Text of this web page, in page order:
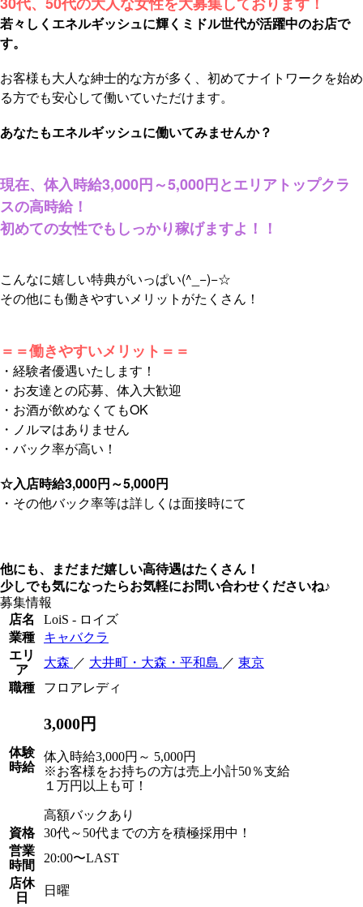
若々しくエネルギッシュに輝くミドル世代が活躍中のお店で
す。
お客様も大人な紳士的な方が多く、初めてナイトワークを始め
る方でも安心して働いていただけます。
あなたもエネルギッシュに働いてみませんか？
現在、体入時給3,000円～5,000円とエリアトップクラ
スの高時給！
初めての女性でもしっかり稼げますよ！！
こんなに嬉しい特典がいっぱい(^_−)−☆
その他にも働きやすいメリットがたくさん！
＝＝働きやすいメリット＝＝
・経験者優遇いたします！
・お友達との応募、体入大歓迎
・お酒が飲めなくてもOK
・ノルマはありません
・バック率が高い！
☆入店時給3,000円～5,000円
・その他バック率等は詳しくは面接時にて
他にも、まだまだ嬉しい高待遇はたくさん！
少しでも気になったらお気軽にお問い合わせくださいね♪
募集情報
店名
LoiS - ロイズ
業種
キャバクラ
エリ
ア
大森 ／ 大井町・大森・平和島 ／ 東京
職種
フロアレディ
体験
時給
3,000円
体入時給3,000円～ 5,000円
※お客様をお持ちの方は売上小計50％支給
１万円以上も可！
高額バックあり
資格
30代～50代までの方を積極採用中！
営業
時間
20:00〜LAST
店休
日
日曜